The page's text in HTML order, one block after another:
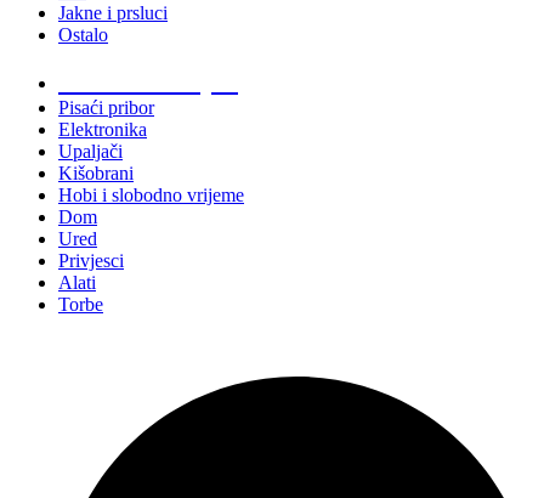
Jakne i prsluci
Ostalo
Pisaći pribor
Elektronika
Upaljači
Kišobrani
Hobi i slobodno vrijeme
Dom
Ured
Privjesci
Alati
Torbe